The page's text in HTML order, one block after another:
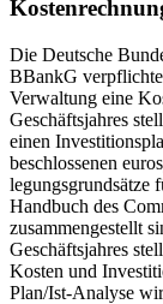
Die Deutsche
BBankG
Verwaltung eine
Geschäftsjahres
einen
beschlossenen
legungsgrundsätze
Handbuch des
zusammengestellt
Geschäftsjahres
Kosten und
Plan/Ist‑Analyse